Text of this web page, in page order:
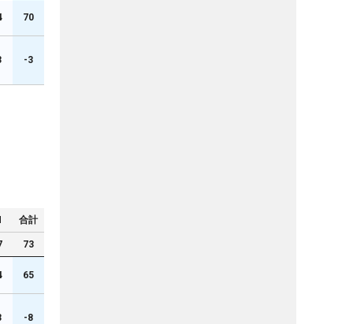
70
-3
合計
73
65
-8